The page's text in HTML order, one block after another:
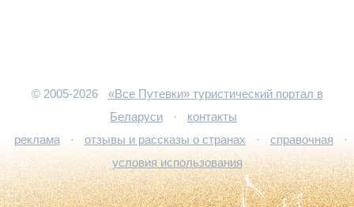
© 2005-2026
«Все Путевки» туристический портал в
Беларуси
·
контакты
реклама
· отзывы и рассказы о странах · справочная
·
условия использования